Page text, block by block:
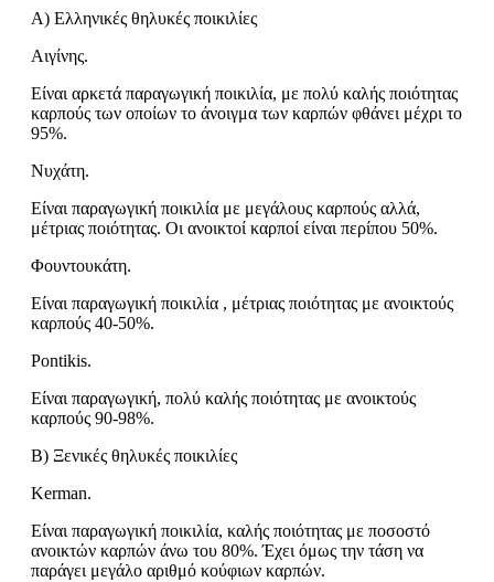
Α) Ελληνικές θηλυκές ποικιλίες
Αιγίνης.
Είναι αρκετά παραγωγική ποικιλία, με πολύ καλής ποιότητας
καρπούς των οποίων το άνοιγμα των καρπών φθάνει μέχρι το
95%.
Νυχάτη.
Είναι παραγωγική ποικιλία με μεγάλους καρπούς αλλά,
μέτριας ποιότητας. Οι ανοικτοί καρποί είναι περίπου 50%.
Φουντουκάτη.
Είναι παραγωγική ποικιλία , μέτριας ποιότητας με ανοικτούς
καρπούς 40-50%.
Pontikis.
Είναι παραγωγική, πολύ καλής ποιότητας με ανοικτούς
καρπούς 90-98%.
Β) Ξενικές θηλυκές ποικιλίες
Kerman.
Είναι παραγωγική ποικιλία, καλής ποιότητας με ποσοστό
ανοικτών καρπών άνω του 80%. Έχει όμως την τάση να
παράγει μεγάλο αριθμό κούφιων καρπών.